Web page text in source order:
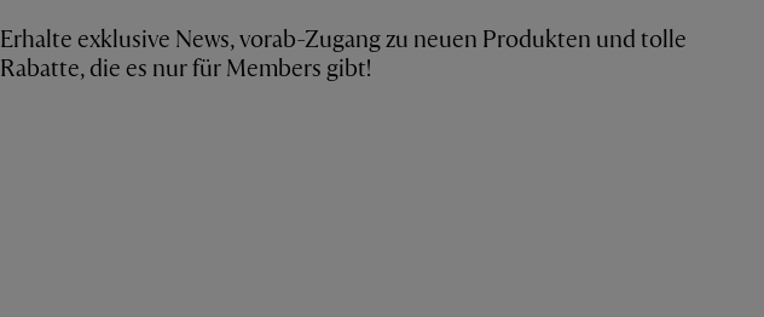
Erhalte exklusive News, vorab-Zugang zu neuen Produkten und tolle
Rabatte, die es nur für Members gibt!